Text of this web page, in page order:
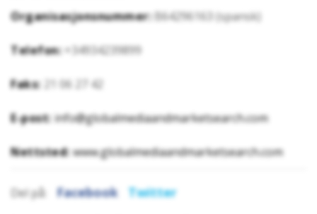
Organisasjonsnummer: B64296163 (spansk)
Telefon: +34934239899
Faks: 21 06 27 42
E-post:info@globalmediaandmarketsearch.com
Nettsted:www.globalmediaandmarketsearch.com
Del på: Facebook Twitter